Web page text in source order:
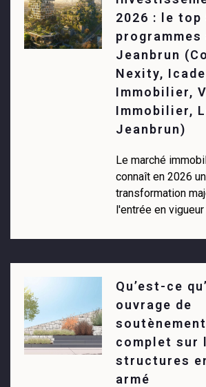
2026 : le top
Jeanbrun
Nexity, Icade
Immobilier,
Immobilier,
Jeanbrun)
Le marché
connaît en 2026
transformation
l'entrée en
Qu’est-ce
ouvrage de
complet sur
structures
armé